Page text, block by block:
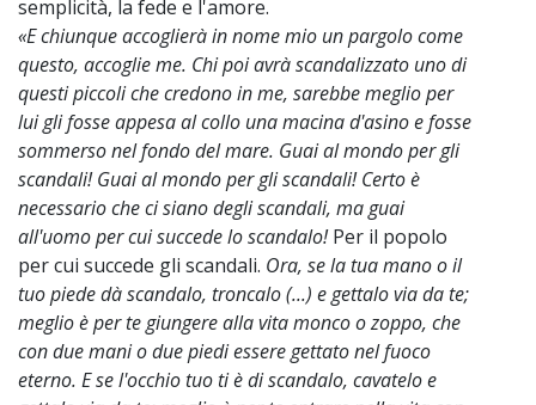
semplicità, la fede e l'amore.
«E chiunque accoglierà in nome mio un pargolo come
questo, accoglie me. Chi poi avrà scandalizzato uno di
questi piccoli che credono in me, sarebbe meglio per
lui gli fosse appesa al collo una macina d'asino e fosse
sommerso nel fondo del mare. Guai al mondo per gli
scandali! Guai al mondo per gli scandali! Certo è
necessario che ci siano degli scandali, ma guai
all'uomo per cui succede lo scandalo!Per il popolo
per cui succede gli scandali. Ora, se la tua mano o il
tuo piede dà scandalo, troncalo (...) e gettalo via da te;
meglio è per te giungere alla vita monco o zoppo, che
con due mani o due piedi essere gettato nel fuoco
eterno. E se l'occhio tuo ti è di scandalo, cavatelo e